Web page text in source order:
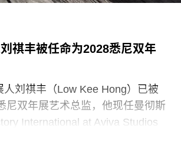
两人还共同建造了位于派延奈湖
祺丰被任命为2028悉尼双年
人刘祺丰（Low Kee Hong）已被
尼双年展艺术总监，他现任曼彻斯
International at Aviva Studios